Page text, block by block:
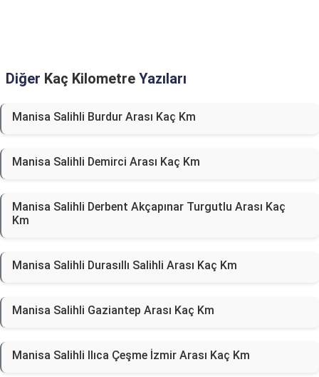
Diğer Kaç Kilometre Yazıları
Manisa Salihli Burdur Arası Kaç Km
Manisa Salihli Demirci Arası Kaç Km
Manisa Salihli Derbent Akçapınar Turgutlu Arası Kaç
Km
Manisa Salihli Durasıllı Salihli Arası Kaç Km
Manisa Salihli Gaziantep Arası Kaç Km
Manisa Salihli Ilıca Çeşme İzmir Arası Kaç Km